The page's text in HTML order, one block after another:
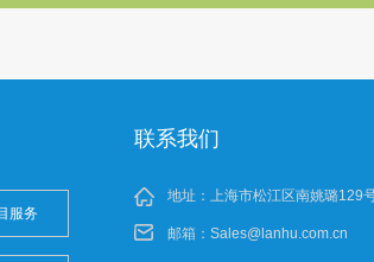
服务
联系我们
地址：上海市松江区南姚璐129
邮箱： Sales@lanhu.com.cn